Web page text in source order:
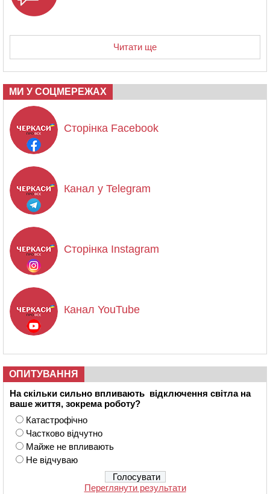
Читати ще
МИ У СОЦМЕРЕЖАХ
Сторінка Facebook
Канал у Telegram
Сторінка Instagram
Канал YouTube
ОПИТУВАННЯ
На скільки сильно впливають відключення світла на
ваше життя, зокрема роботу?
Катастрофічно
Частково відчутно
Майже не впливають
Не відчуваю
Переглянути результати